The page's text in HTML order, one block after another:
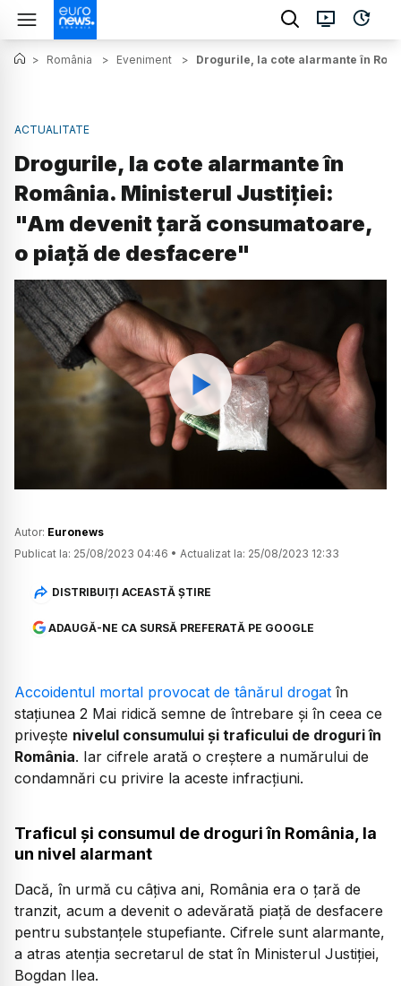
> România > Eveniment > Drogurile, la cote alarmante în
ACTUALITATE
Drogurile, la cote alarmante în
România. Ministerul Justiției:
"Am devenit țară consumatoare,
o piață de desfacere"
Watch
Autor: Euronews
Publicat la: 25/08/2023 04:46 • Actualizat la: 25/08/2023 12:33
DISTRIBUIȚI ACEASTĂ ȘTIRE
ADAUGĂ-NE CA SURSĂ PREFERATĂ PE GOOGLE
Accoidentul mortal provocat de tânărul drogat în
stațiunea 2 Mai ridică semne de întrebare și în ceea ce
privește nivelul consumului și traficului de droguri în
România. Iar cifrele arată o creștere a numărului de
condamnări cu privire la aceste infracțiuni.
Traficul și consumul de droguri în România, la
un nivel alarmant
Dacă, în urmă cu câțiva ani, România era o țară de
tranzit, acum a devenit o adevărată piață de desfacere
pentru substanțele stupefiante. Cifrele sunt alarmante,
a atras atenția secretarul de stat în Ministerul Justiției,
Bogdan Ilea.